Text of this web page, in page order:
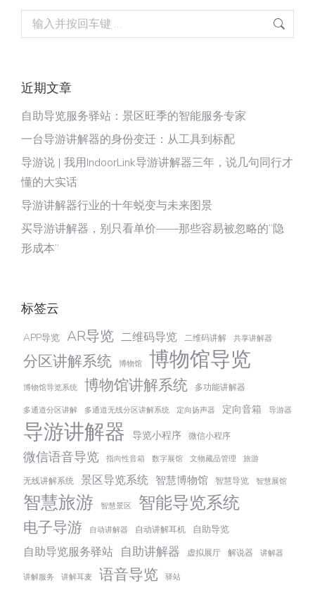
Search:
近期文章
自助导览服务驿站：景区旺季的智能服务专家
一台导游讲解器的身份变迁：从工具到标配
导游说 | 我用IndoorLink导游讲解器三年，说几句同行才
懂的大实话
导游讲解器行业的十年蜕变与未来图景
买导游讲解器，别只看单价——那些容易被忽略的“隐
形成本”
标签云
APP导览 AR导览 二维码导览 二维码讲解 共享讲解器
分区讲解系统 博物馆 博物馆导览
博物馆导览系统 博物馆讲解系统 多功能讲解器
多通道分区讲解 多通道无线分区讲解系统 定向扬声器 定向音箱 导游器
导游讲解器 导览小程序 微信小程序
微信语音导览 指向性音箱 数字展馆 文物藏品管理 旅游
无线讲解系统 景区导览系统 智慧博物馆 智慧导览 智慧展馆
智慧旅游 智慧景区 智能导览系统
电子导游 自动讲解器 自动讲解耳机 自助导览
自助导览服务驿站 自助讲解器 虚拟展厅 解说器 讲解器
讲解服务 讲解耳麦 语音导览 驿站